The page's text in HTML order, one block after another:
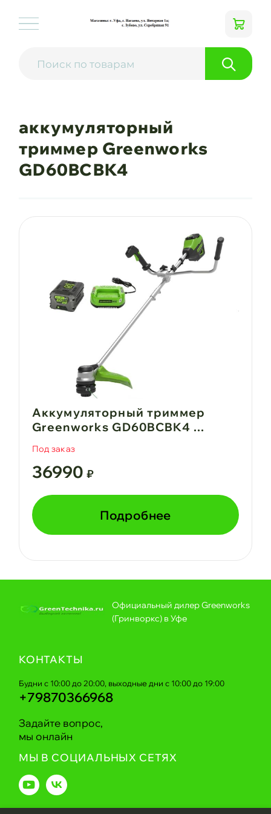
аккумуляторный
триммер Greenworks
GD60BCBK4
Аккумуляторный триммер
Greenworks GD60BCBK4 ...
Под заказ
36990 ₽
Подробнее
Официальный дилер Greenworks
(Гринворкс) в Уфе
КОНТАКТЫ
Будни с 10:00 до 20:00, выходные дни с 10:00 до 19:00
+79870366968
Задайте вопрос,
мы онлайн
МЫ В СОЦИАЛЬНЫХ СЕТЯХ